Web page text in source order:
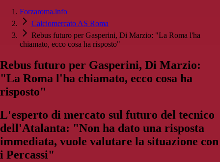
Forzaroma.info
Calciomercato AS Roma
Rebus futuro per Gasperini, Di Marzio: "La Roma l'ha
chiamato, ecco cosa ha risposto"
Rebus futuro per Gasperini, Di Marzio:
"La Roma l'ha chiamato, ecco cosa ha
risposto"
L'esperto di mercato sul futuro del tecnico
dell'Atalanta: "Non ha dato una risposta
immediata, vuole valutare la situazione con
i Percassi"